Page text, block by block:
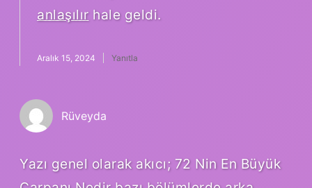
anlaşılır hale geldi.
Aralık 15, 2024 Yanıtla
Rüveyda
Yazı genel olarak akıcı; 72 Nin En Büyük